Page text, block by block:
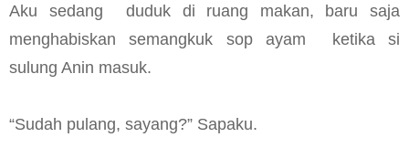
Aku sedang duduk di ruang makan, baru saja
menghabiskan semangkuk sop ayam ketika si
sulung Anin masuk.
“Sudah pulang, sayang?” Sapaku.